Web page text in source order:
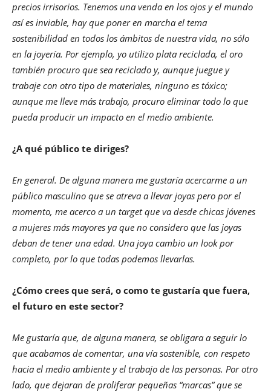
precios irrisorios. Tenemos una venda en los ojos y el mundo
así es inviable, hay que poner en marcha el tema
sostenibilidad en todos los ámbitos de nuestra vida, no sólo
en la joyería. Por ejemplo, yo utilizo plata reciclada, el oro
también procuro que sea reciclado y, aunque juegue y
trabaje con otro tipo de materiales, ninguno es tóxico;
aunque me lleve más trabajo, procuro eliminar todo lo que
pueda producir un impacto en el medio ambiente.
¿A qué público te diriges?
En general. De alguna manera me gustaría acercarme a un
público masculino que se atreva a llevar joyas pero por el
momento, me acerco a un target que va desde chicas jóvenes
a mujeres más mayores ya que no considero que las joyas
deban de tener una edad. Una joya cambio un look por
completo, por lo que todas podemos llevarlas.
¿Cómo crees que será, o como te gustaría que fuera,
el futuro en este sector?
Me gustaría que, de alguna manera, se obligara a seguir lo
que acabamos de comentar, una vía sostenible, con respeto
hacia el medio ambiente y el trabajo de las personas. Por otro
lado, que dejaran de proliferar pequeñas “marcas” que se